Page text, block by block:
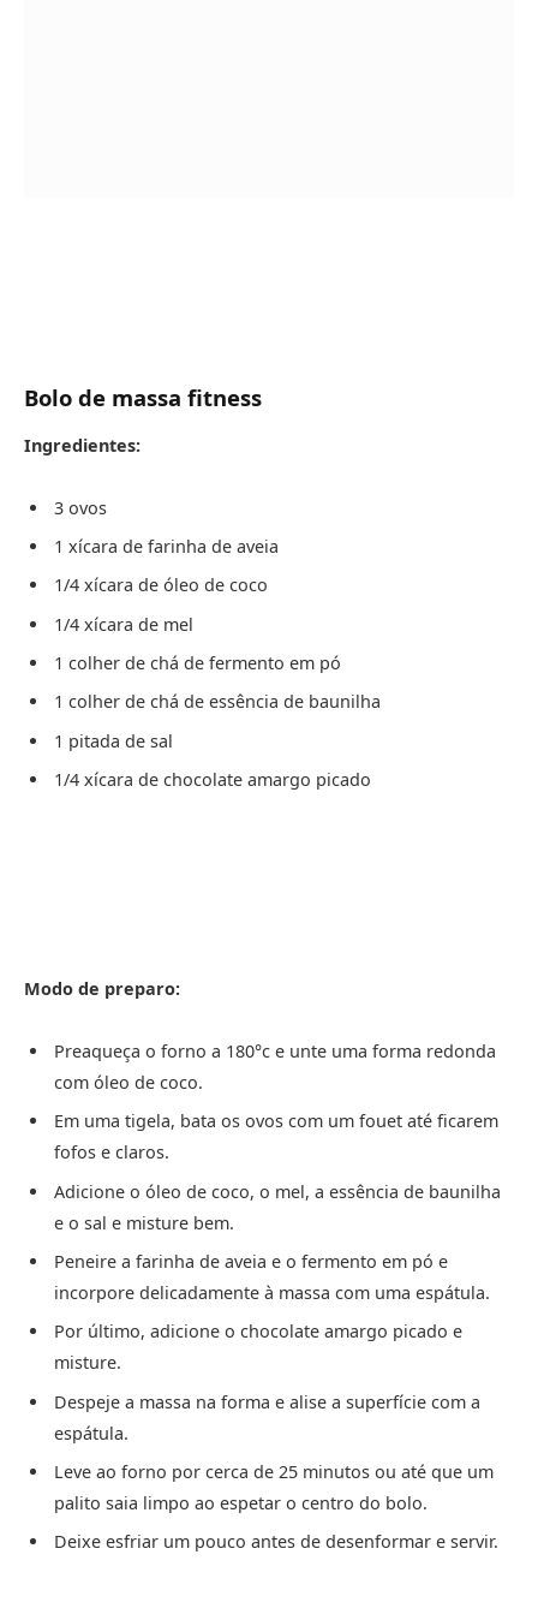
Bolo de massa fitness
Ingredientes:
3 ovos
1 xícara de farinha de aveia
1/4 xícara de óleo de coco
1/4 xícara de mel
1 colher de chá de fermento em pó
1 colher de chá de essência de baunilha
1 pitada de sal
1/4 xícara de chocolate amargo picado
Modo de preparo:
Preaqueça o forno a 180°c e unte uma forma redonda
com óleo de coco.
Em uma tigela, bata os ovos com um fouet até ficarem
fofos e claros.
Adicione o óleo de coco, o mel, a essência de baunilha
e o sal e misture bem.
Peneire a farinha de aveia e o fermento em pó e
incorpore delicadamente à massa com uma espátula.
Por último, adicione o chocolate amargo picado e
misture.
Despeje a massa na forma e alise a superfície com a
espátula.
Leve ao forno por cerca de 25 minutos ou até que um
palito saia limpo ao espetar o centro do bolo.
Deixe esfriar um pouco antes de desenformar e servir.